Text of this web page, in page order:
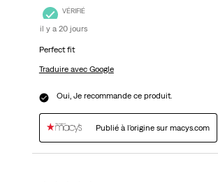
VÉRIFIÉ
il y a 20 jours
Perfect fit
Traduire avec Google
Oui, Je recommande ce produit.
Publié à l'origine sur macys.com